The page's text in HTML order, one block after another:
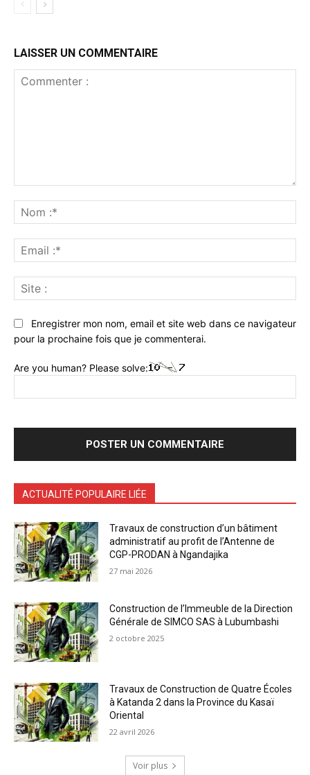
LAISSER UN COMMENTAIRE
:*
:*
:
Enregistrer mon nom, email et site web dans ce navigateur
pour la prochaine fois que je commenterai.
Are you human? Please solve:
ACTUALITÉ POPULAIRE LIÉE
Travaux de construction d’un bâtiment
administratif au profit de l’Antenne de
CGP-PRODAN à Ngandajika
27 mai 2026
Construction de l’Immeuble de la Direction
Générale de SIMCO SAS à Lubumbashi
2 octobre 2025
Travaux de Construction de Quatre Écoles
à Katanda 2 dans la Province du Kasaï
Oriental
22 avril 2026
Voir plus